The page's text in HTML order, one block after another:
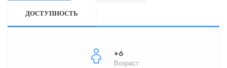
ДОСТУПНОСТЬ
+6
Возраст